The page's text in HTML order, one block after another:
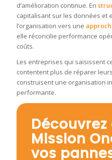
d’amélioration continue. En
capitalisant sur les données et
l’organisation vers une
elle réconcilie performance
coûts.
Les entreprises qui saisissent
contentent plus de réparer
construisent une organisation
performante.
Mission
vos